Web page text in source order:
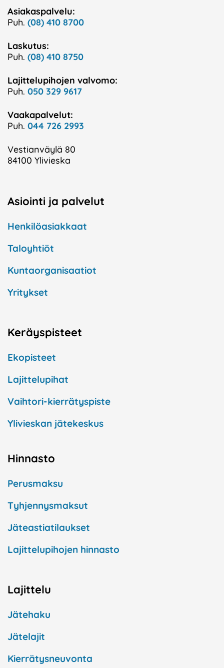
Asiakaspalvelu:
Puh. (08) 410 8700
Laskutus:
Puh. (08) 410 8750
Lajittelupihojen valvomo:
Puh. 050 329 9617
Vaakapalvelut:
Puh. 044 726 2993
Vestianväylä 80
84100 Ylivieska
Asiointi ja palvelut
Henkilöasiakkaat
Taloyhtiöt
Kuntaorganisaatiot
Yritykset
Keräyspisteet
Ekopisteet
Lajittelupihat
Vaihtori-kierrätyspiste
Ylivieskan jätekeskus
Hinnasto
Perusmaksu
Tyhjennysmaksut
Jäteastiatilaukset
Lajittelupihojen hinnasto
Lajittelu
Jätehaku
Jätelajit
Kierrätysneuvonta